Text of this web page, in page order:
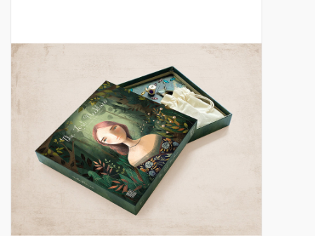
Blog
Merken